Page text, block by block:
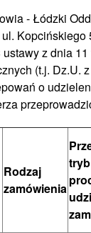
- Łódzki
Kopcińskiego
z dnia
(t.j. Dz.U.
o
Rodzaj
zamówienia